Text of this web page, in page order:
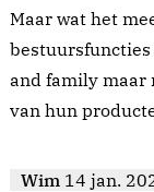
Maar wat het
and family maar
van hun
Wim 14 jan.